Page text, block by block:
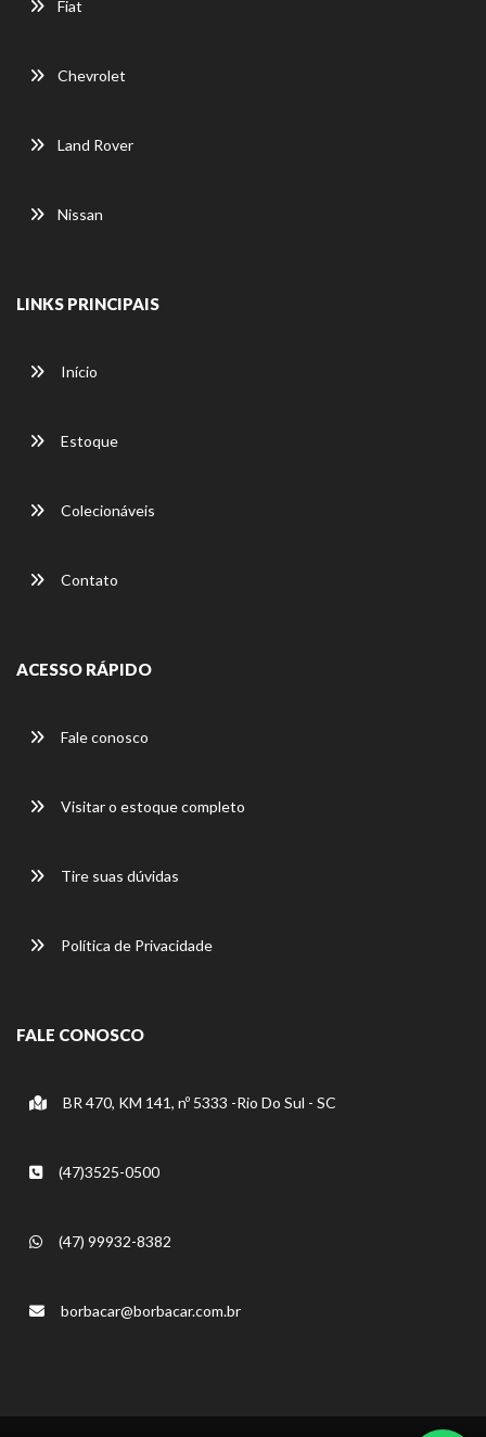
Fiat
Chevrolet
Land Rover
Nissan
LINKS PRINCIPAIS
Início
Estoque
Colecionáveis
Contato
ACESSO RÁPIDO
Fale conosco
Visitar o estoque completo
Tire suas dúvidas
Política de Privacidade
FALE CONOSCO
BR 470, KM 141, nº 5333 -Rio Do Sul - SC
(47)3525-0500
(47) 99932-8382
borbacar@borbacar.com.br